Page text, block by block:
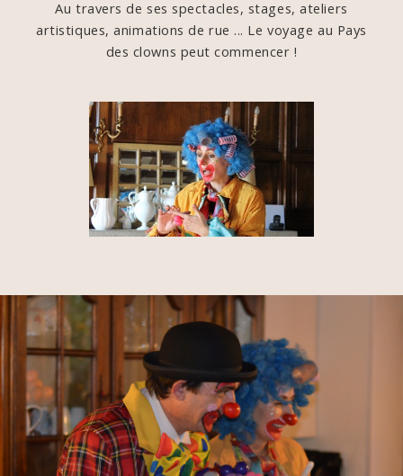
Au travers de ses spectacles, stages, ateliers
artistiques, animations de rue ... Le voyage au Pays
des clowns peut commencer !